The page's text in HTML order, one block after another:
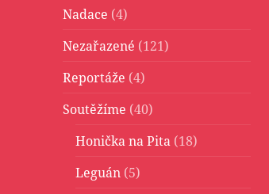
Nadace (4)
Nezařazené (121)
Reportáže (4)
Soutěžíme (40)
Honička na Pita (18)
Leguán (5)